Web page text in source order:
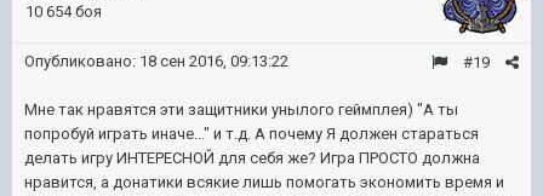
10 654 боя
#19
Опубликовано: 18 сен 2016, 09:13:22
Мне так нравятся эти защитники унылого геймплея) "А ты
попробуй играть иначе..." и т.д. А почему Я должен стараться
делать игру ИНТЕРЕСНОЙ для себя же? Игра ПРОСТО должна
нравится, а донатики всякие лишь помогать экономить время и